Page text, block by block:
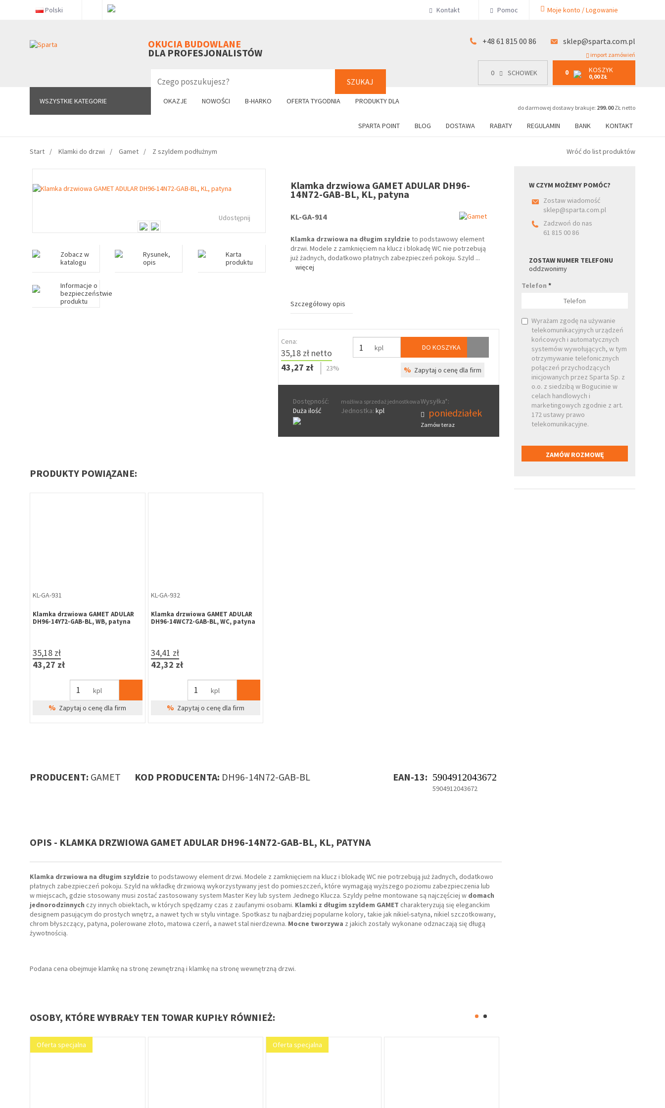
Polski Kontakt Pomoc Moje konto / Logowanie
OKUCIA BUDOWLANE
DLA PROFESJONALISTÓW
SZUKAJ
+48 61 815 00 86 sklep@sparta.com.pl
import zamówień
0 SCHOWEK 0 KOSZYK
0,00 ZŁ
do darmowej dostawy brakuje: 299.00ZŁ netto
WSZYSTKIE KATEGORIE OKAZJE NOWOŚCI B-HARKO OFERTA TYGODNIA PRODUKTY DLA
SPARTA POINT BLOG DOSTAWA RABATY REGULAMIN BANK KONTAKT
WSZYSTKIE KATEGORIE 0 SCHOWEK 0 KOSZYK
0,00 ZŁ
+48 61 815 00 86
Start Klamki do drzwi Gamet Z szyldem podłużnym Wróć do list produktów
Udostępnij
Zobacz w
katalogu
Rysunek,
opis
Karta
produktu
Informacje o
bezpieczeństwie
produktu
Klamka drzwiowa GAMET ADULAR DH96-
14N72-GAB-BL, KL, patyna
KL-GA-914
Klamka drzwiowa na długim szyldzie to podstawowy element
drzwi. Modele z zamknięciem na klucz i blokadę WC nie potrzebują
już żadnych, dodatkowo płatnych zabezpieczeń pokoju. Szyld ...
więcej
Szczegółowy opis
Cena:
35,18 zł netto
43,27 zł
23%
kpl DO KOSZYKA
% Zapytaj o cenę dla firm
Dostępność:
Duża ilość
możliwa sprzedaż jednostkowa
Jednostka: kpl
Wysyłka*:
poniedziałek
Zamów teraz
PRODUKTY POWIĄZANE:
KL-GA-931
Klamka drzwiowa GAMET ADULAR
DH96-14Y72-GAB-BL, WB, patyna
35,18 zł
43,27 zł
kpl
% Zapytaj o cenę dla firm
KL-GA-932
Klamka drzwiowa GAMET ADULAR
DH96-14WC72-GAB-BL, WC, patyna
34,41 zł
42,32 zł
kpl
% Zapytaj o cenę dla firm
PRODUCENT: GAMET KOD PRODUCENTA: DH96-14N72-GAB-BL EAN-13: 5904912043672
5904912043672
OPIS - KLAMKA DRZWIOWA GAMET ADULAR DH96-14N72-GAB-BL, KL, PATYNA
Klamka drzwiowa na długim szyldzie to podstawowy element drzwi. Modele z zamknięciem na klucz i blokadę WC nie potrzebują już żadnych, dodatkowo
płatnych zabezpieczeń pokoju. Szyld na wkładkę drzwiową wykorzystywany jest do pomieszczeń, które wymagają wyższego poziomu zabezpieczenia lub
w miejscach, gdzie stosowany musi zostać zastosowany system Master Key lub system Jednego Klucza. Szyldy pełne montowane są najczęściej w domach
jednorodzinnych czy innych obiektach, w których spędzamy czas z zaufanymi osobami. Klamki z długim szyldem GAMET charakteryzują się eleganckim
designem pasującym do prostych wnętrz, a nawet tych w stylu vintage. Spotkasz tu najbardziej popularne kolory, takie jak nikiel-satyna, nikiel szczotkowany,
chrom błyszczący, patyna, polerowane złoto, matowa czerń, a nawet stal nierdzewna. Mocne tworzywa z jakich zostały wykonane odznaczają się długą
żywotnością.
Podana cena obejmuje klamkę na stronę zewnętrzną i klamkę na stronę wewnętrzną drzwi.
OSOBY, KTÓRE WYBRAŁY TEN TOWAR KUPIŁY RÓWNIEŻ:
W CZYM MOŻEMY POMÓC?
Zostaw wiadomość
sklep@sparta.com.pl
Zadzwoń do nas
61 815 00 86
ZOSTAW NUMER TELEFONU
oddzwonimy
Telefon*
Wyrażam zgodę na używanie
telekomunikacyjnych urządzeń
końcowych i automatycznych
systemów wywołujących, w tym
otrzymywanie telefonicznych
połączeń przychodzących
inicjowanych przez Sparta Sp. z
o.o. z siedzibą w Bogucinie w
celach handlowych i
marketingowych zgodnie z art.
172 ustawy prawo
telekomunikacyjne.